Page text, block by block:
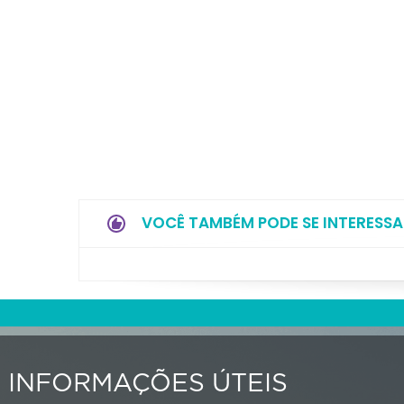
VOCÊ TAMBÉM PODE SE
INFORMAÇÕES ÚTEIS